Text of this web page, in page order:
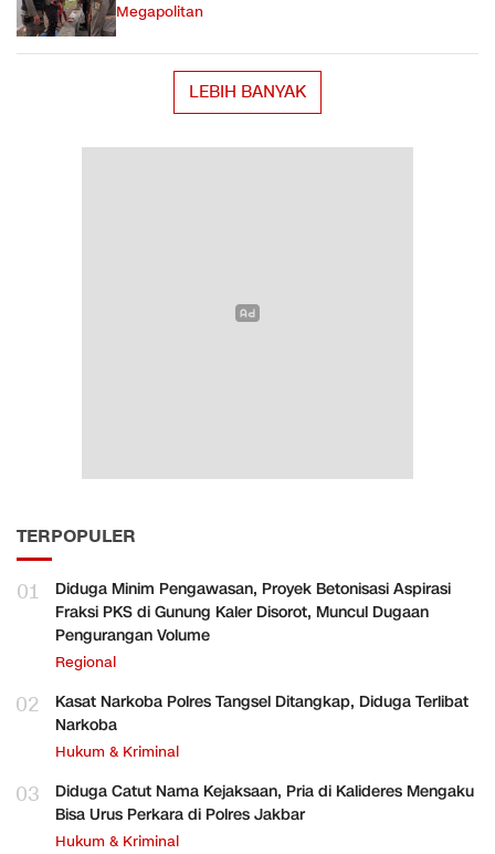
Megapolitan
LEBIH BANYAK
TERPOPULER
01
Diduga Minim Pengawasan, Proyek Betonisasi Aspirasi
Fraksi PKS di Gunung Kaler Disorot, Muncul Dugaan
Pengurangan Volume
Regional
02
Kasat Narkoba Polres Tangsel Ditangkap, Diduga Terlibat
Narkoba
Hukum & Kriminal
03
Diduga Catut Nama Kejaksaan, Pria di Kalideres Mengaku
Bisa Urus Perkara di Polres Jakbar
Hukum & Kriminal